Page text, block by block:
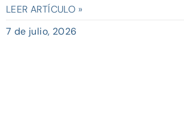
LEER ARTÍCULO »
7 de julio, 2026